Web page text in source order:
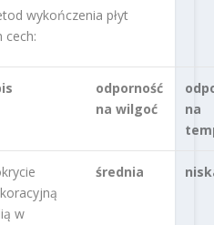
wykończenia płyt
cech:
odporność
na wilgoć
na
w
średnia